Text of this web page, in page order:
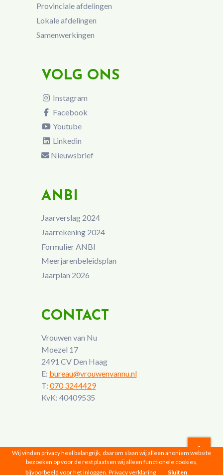
Provinciale afdelingen
Lokale afdelingen
Samenwerkingen
VOLG ONS
Instagram
Facebook
Youtube
Linkedin
Nieuwsbrief
ANBI
Jaarverslag 2024
Jaarrekening 2024
Formulier ANBI
Meerjarenbeleidsplan
Jaarplan 2026
CONTACT
Vrouwen van Nu
Moezel 17
2491 CV Den Haag
E: bureau@vrouwenvannu.nl
T: 070 3244429
KvK: 40409535
Vrouwen van Nu © 2026 |Privacyverklaring
Wij vinden privacy heel belangrijk, daarom slaan wij alleen anoniem website
bezoeken op voor de rest plaatsen wij alleen functionele cookies,
bijvoorbeeld voor het inloggen. Privacy verklaring Sluiten